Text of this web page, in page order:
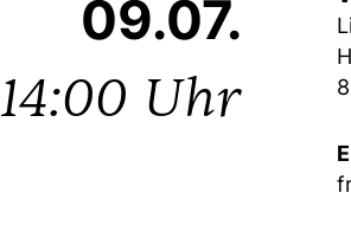
09.07.
14:00 Uhr